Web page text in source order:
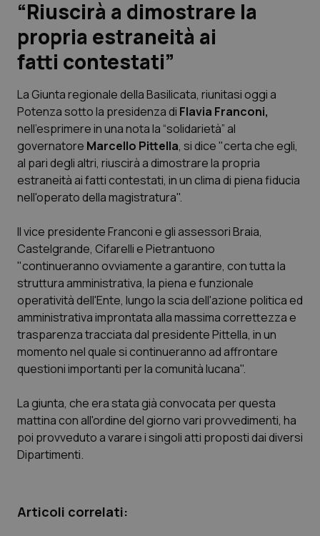
Lavoro e Professioni
Scienza e Farmaci
Studi e Analisi
Lettere al direttore
Edizioni Regionali
QS Pro
Professionisti Sanitari.AI
Abruzzo
Basilicata
Calabria
Emilia-Romagna
Friuli Venezia Giulia
QS Pro Gold
Artrite & artrosi
Asma & BPCO
Colesterolo & coronaropatie
Dermatite Atopica
QS Club Newsletter
“Riuscirà a dimostrare la
propria estraneità ai
fatti contestati”
La Giunta regionale della Basilicata, riunitasi oggi a
Potenza sotto la presidenza di Flavia Franconi,
nell'esprimere in una nota la “solidarietà” al
governatore Marcello Pittella, si dice "certa che egli,
al pari degli altri, riuscirà a dimostrare la propria
estraneità ai fatti contestati, in un clima di piena fiducia
nell'operato della magistratura".
Il vice presidente Franconi e gli assessori Braia,
Castelgrande, Cifarelli e Pietrantuono
"continueranno ovviamente a garantire, con tutta la
struttura amministrativa, la piena e funzionale
operatività dell'Ente, lungo la scia dell'azione politica ed
amministrativa improntata alla massima correttezza e
trasparenza tracciata dal presidente Pittella, in un
momento nel quale si continueranno ad affrontare
questioni importanti per la comunità lucana".
La giunta, che era stata già convocata per questa
mattina con all'ordine del giorno vari provvedimenti, ha
poi provveduto a varare i singoli atti proposti dai diversi
Dipartimenti.
Articoli correlati: